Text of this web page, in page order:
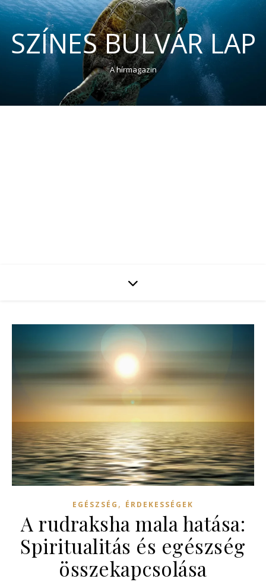
SZÍNES BULVÁR LAP
A hírmagazin
EGÉSZSÉG , ÉRDEKESSÉGEK
A rudraksha mala hatása:
Spiritualitás és egészség
összekapcsolása